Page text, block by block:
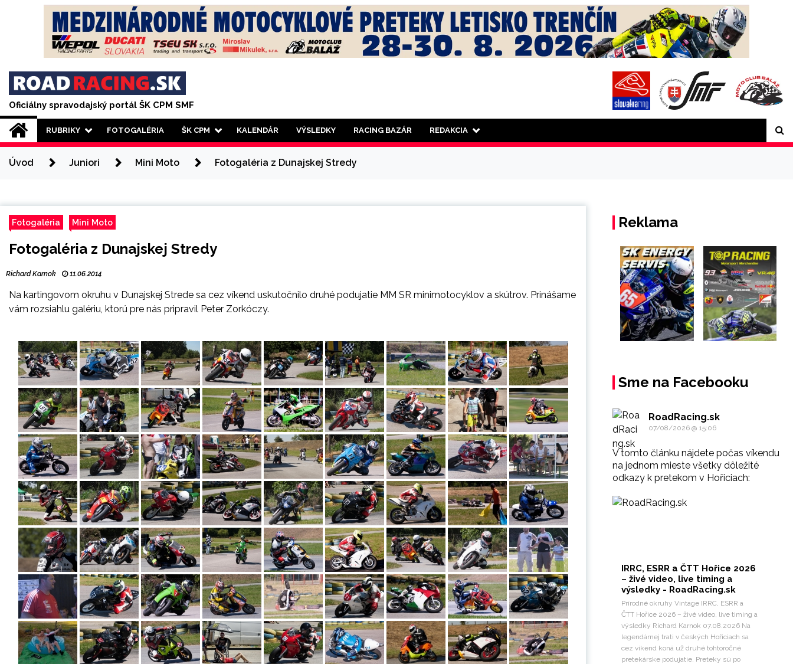
Oficiálny spravodajský portál ŠK CPM SMF
RUBRIKY FOTOGALÉRIA ŠK CPM KALENDÁR VÝSLEDKY RACING BAZÁR REDAKCIA
Úvod Juniori Mini Moto Fotogaléria z Dunajskej Stredy
Fotogaléria Mini Moto
Fotogaléria z Dunajskej Stredy
Richard Karnok 11.06.2014
Na kartingovom okruhu v Dunajskej Strede sa cez víkend uskutočnilo druhé podujatie MM SR minimotocyklov a skútrov. Prinášame
vám rozsiahlu galériu, ktorú pre nás pripravil Peter Zorkóczy.
Reklama
Sme na Facebooku
RoadRacing.sk
07/08/2026 @ 15:06
V tomto článku nájdete počas víkendu
na jednom mieste všetky dôležité
odkazy k pretekom v Hořiciach:
IRRC, ESRR a ČTT Hořice 2026
– živé video, live timing a
výsledky - RoadRacing.sk
Prírodné okruhy Vintage IRRC, ESRR a
ČTT Hořice 2026 – živé video, live timing a
výsledky Richard Karnok 07.08.2026 Na
legendárnej trati v českých Hořiciach sa
cez víkend koná už druhé tohtoročné
pretekárske podujatie. Preteky sú po